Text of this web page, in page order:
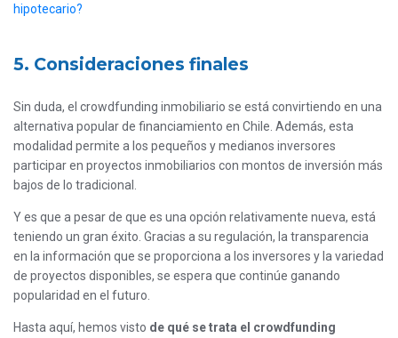
hipotecario?
5. Consideraciones finales
Sin duda, el crowdfunding inmobiliario se está convirtiendo en una
alternativa popular de financiamiento en Chile. Además, esta
modalidad permite a los pequeños y medianos inversores
participar en proyectos inmobiliarios con montos de inversión más
bajos de lo tradicional.
Y es que a pesar de que es una opción relativamente nueva, está
teniendo un gran éxito. Gracias a su regulación, la transparencia
en la información que se proporciona a los inversores y la variedad
de proyectos disponibles, se espera que continúe ganando
popularidad en el futuro.
Hasta aquí, hemos visto de qué se trata el crowdfunding